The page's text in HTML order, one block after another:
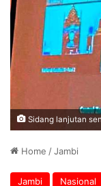
Sidang lanjutan
Home /Jambi
Jambi Nasional